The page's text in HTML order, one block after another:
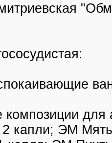
композиции для
капли; ЭМ